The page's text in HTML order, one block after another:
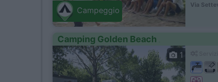
Campeggio
Via
Camping Golden Beach
1